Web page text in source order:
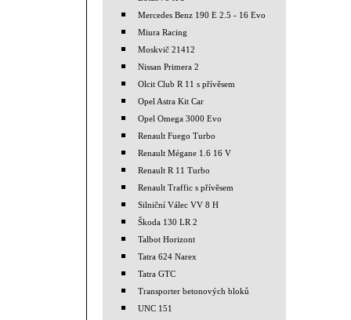
Mercedes Benz 190 E 2.5 - 16 Evo
Miura Racing
Moskvič 21412
Nissan Primera 2
Olcit Club R 11 s přívěsem
Opel Astra Kit Car
Opel Omega 3000 Evo
Renault Fuego Turbo
Renault Mégane 1.6 16 V
Renault R 11 Turbo
Renault Traffic s přívěsem
Silniční Válec VV 8 H
Škoda 130 LR 2
Talbot Horizont
Tatra 624 Narex
Tatra GTC
Transporter betonových bloků
UNC 151